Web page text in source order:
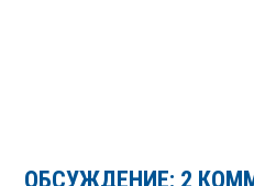
ОБСУЖДЕНИЕ: 2